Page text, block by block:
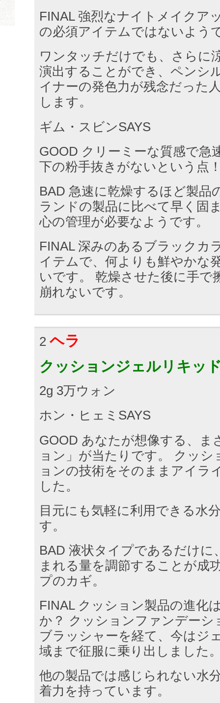
FINAL 強烈なナイトメイクア
の必須アイテムではないよう
ワンタッチだけでも、さらに
演出することができ、ペンシ
イナーの発色力が残念だった
します。
ギム・スビンSAYS
GOOD クリーミーな質感で急
下の粉手抜きがないという点
BAD 急速に乾燥するほど製品
ランドの製品に比べて早く固
心の管理が必要なようです。
FINAL 深みのあるブラックカ
イテムで、何よりも鮮やかな
いです。 乾燥させた後に手で
崩れないです。
2 ヘラ
クッションジェルリキッ
2g 3万ウォン
ホン・ヒェミSAYS
GOOD あなたが想像する、ま
ョン」が当たりです。 クッ
ョンの技術をそのままアイラ
した。
目元にも気軽に利用できる水
す。
BAD 液状タイプであるだけに
まれる量を調節することが成
プのカギ。
FINAL クッション製品の進化
か？ クッションファンデーシ
ブラッシャーを経て、今はジ
域まで征服に乗り出しました
他の製品では感じられない水
着力を持っています。